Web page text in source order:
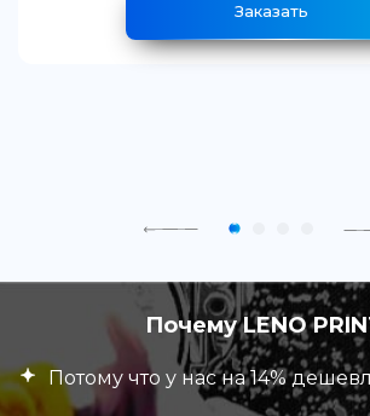
Заказать
Почему LENO
Потому что у нас на 14%